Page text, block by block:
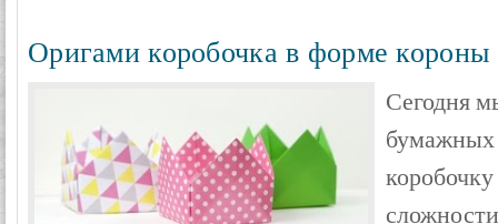
Оригами коробочка в форме короны
Сегодня
бумажных